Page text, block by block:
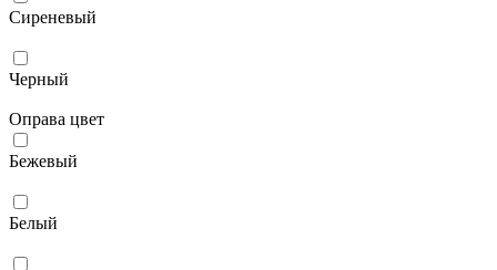
Сиреневый
Черный
Оправа цвет
Бежевый
Белый